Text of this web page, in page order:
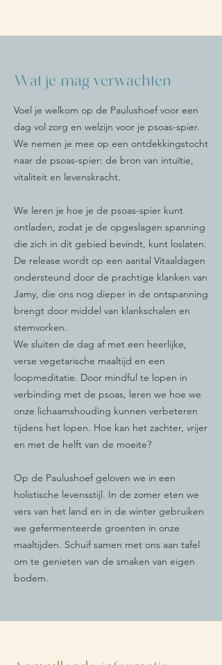
Wat je mag verwachten
Voel je welkom op de Paulushoef voor een
dag vol zorg en welzijn voor je psoas-spier.
We nemen je mee op een ontdekkingstocht
naar de psoas-spier: de bron van intuïtie,
vitaliteit en levenskracht.
We leren je hoe je de psoas-spier kunt
ontladen, zodat je de opgeslagen spanning
die zich in dit gebied bevindt, kunt loslaten.
De release wordt op een aantal Vitaaldagen
ondersteund door de prachtige klanken van
Jamy, die ons nog dieper in de ontspanning
brengt door middel van klankschalen en
stemvorken.
We sluiten de dag af met een heerlijke,
verse vegetarische maaltijd en een
loopmeditatie. Door mindful te lopen in
verbinding met de psoas, leren we hoe we
onze lichaamshouding kunnen verbeteren
tijdens het lopen. Hoe kan het zachter, vrijer
en met de helft van de moeite?
Op de Paulushoef geloven we in een
holistische levensstijl. In de zomer eten we
vers van het land en in de winter gebruiken
we gefermenteerde groenten in onze
maaltijden. Schuif samen met ons aan tafel
om te genieten van de smaken van eigen
bodem.